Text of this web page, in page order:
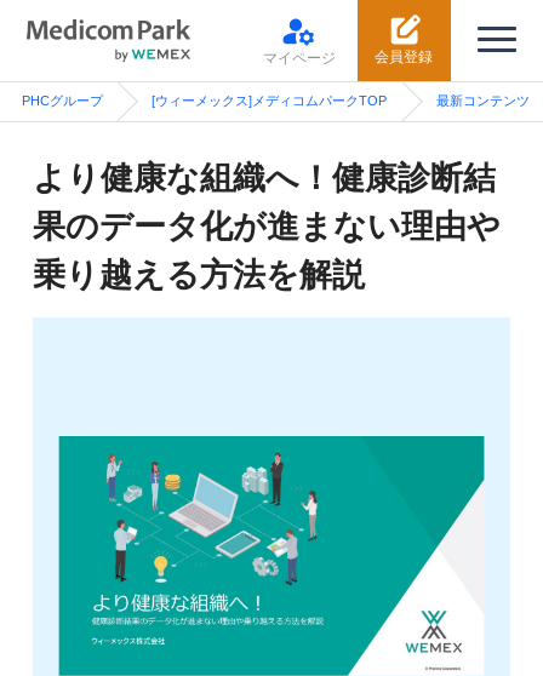
会員登録
マイページ
PHCグループ [ウィーメックス]メディコムパークTOP 最新コンテンツ
より健康な組織へ！健康診断結
果のデータ化が進まない理由や
乗り越える方法を解説